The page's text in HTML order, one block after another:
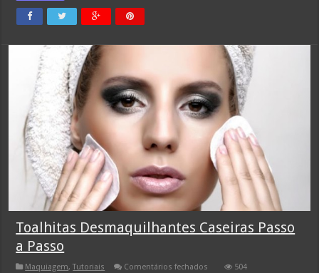
Toalhitas Desmaquilhantes Caseiras Passo
a Passo
Maquiagem,Tutoriais Comentários fechados 504